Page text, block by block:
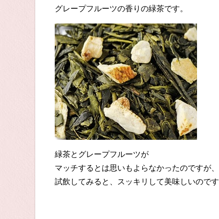
グレープフルーツの香りの緑茶です。
緑茶とグレープフルーツが
マッチするとは思いもよらなかったのですが、
試飲してみると、スッキリして美味しいので